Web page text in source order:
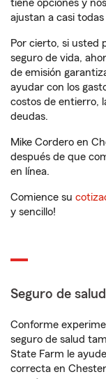
tiene opciones y
ajustan a casi
Por cierto, si usted
seguro de vida,
de emisión
ayudar con los
costos de entierro,
deudas.
Mike Cordero en
después de que
en línea.
Comience su
y sencillo!
Seguro de salud
Conforme
seguro de salud
State Farm le
correcta en